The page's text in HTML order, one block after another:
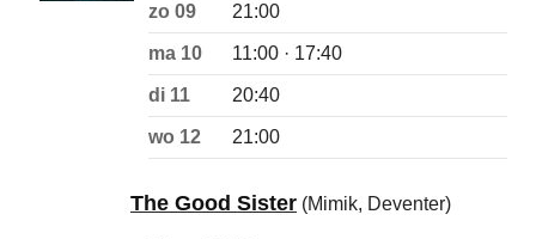
zo 09 21:00
ma 10 11:00 · 17:40
di 11 20:40
wo 12 21:00
The Good Sister (Mimik, Deventer)